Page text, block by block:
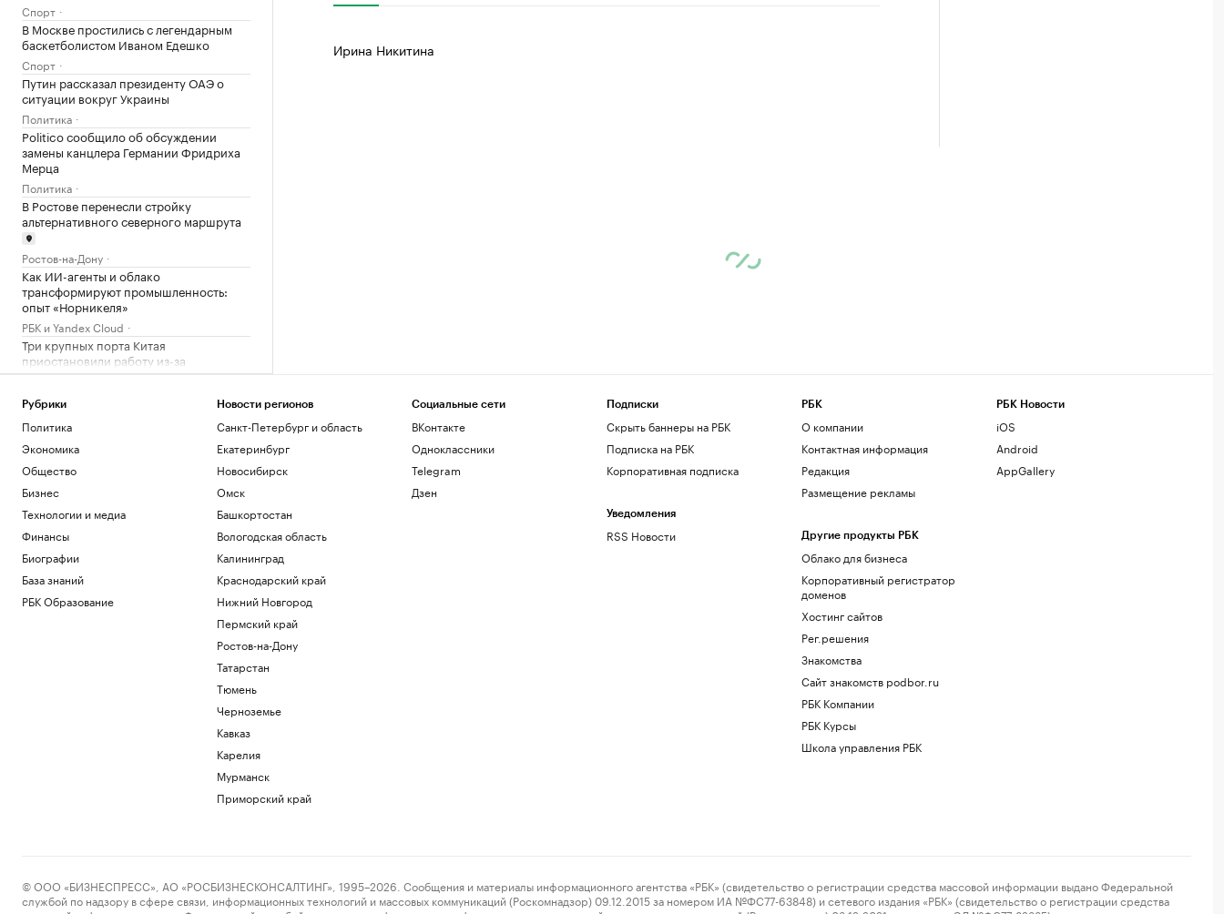
Спорт
В Москве простились с легендарным
баскетболистом Иваном Едешко
Спорт
Путин рассказал президенту ОАЭ о
ситуации вокруг Украины
Политика
Politico сообщило об обсуждении
замены канцлера Германии Фридриха
Мерца
Политика
В Ростове перенесли стройку
альтернативного северного маршрута
Ростов-на-Дону
Как ИИ-агенты и облако
трансформируют промышленность:
опыт «Норникеля»
РБК и Yandex Cloud
Три крупных порта Китая
приостановили работу из-за
надвигающегося тайфуна
Экономика
В России вырос спрос на аппаратные
криптокошельки. В чем дело
Крипто
Ирина Никитина
Рубрики
Политика
Экономика
Общество
Бизнес
Технологии и медиа
Финансы
Биографии
База знаний
РБК Образование
Новости регионов
Санкт-Петербург и область
Екатеринбург
Новосибирск
Омск
Башкортостан
Вологодская область
Калининград
Краснодарский край
Нижний Новгород
Пермский край
Ростов-на-Дону
Татарстан
Тюмень
Черноземье
Кавказ
Карелия
Мурманск
Приморский край
Социальные сети
ВКонтакте
Одноклассники
Telegram
Дзен
Подписки
Скрыть баннеры на РБК
Подписка на РБК
Корпоративная подписка
Уведомления
RSS Новости
РБК
О компании
Контактная информация
Редакция
Размещение рекламы
Другие продукты РБК
Облако для бизнеса
Корпоративный регистратор
доменов
Хостинг сайтов
Рег.решения
Знакомства
Сайт знакомств podbor.ru
РБК Компании
РБК Курсы
Школа управления РБК
РБК Новости
iOS
Android
AppGallery
© ООО «БИЗНЕСПРЕСС», АО «РОСБИЗНЕСКОНСАЛТИНГ», 1995–2026. Сообщения и материалы информационного агентства «РБК» (свидетельство о регистрации средства массовой информации выдано Федеральной
службой по надзору в сфере связи, информационных технологий и массовых коммуникаций (Роскомнадзор) 09.12.2015 за номером ИА №ФС77-63848) и сетевого издания «РБК» (свидетельство о регистрации средства